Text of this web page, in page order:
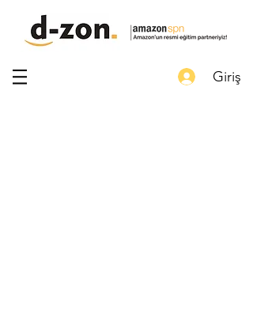
Giriş